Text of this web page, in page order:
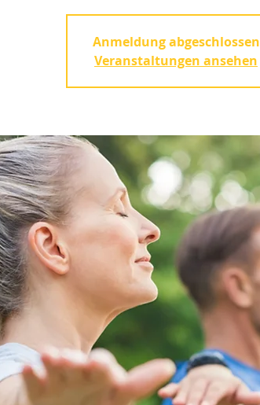
Anmeldung abgeschlossen
Veranstaltungen ansehen